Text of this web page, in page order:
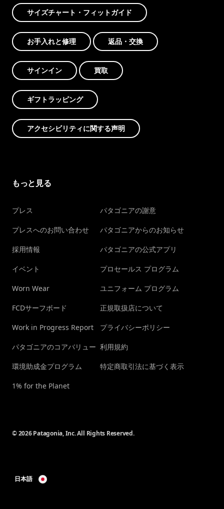
サイズチャート・フィットガイド
お手入れと修理 返品・交換
サインイン 買取
ギフトラッピング
アクセシビリティに関する声明
もっと見る
プレス
プレスへのお問い合わせ
採用情報
イベント
Worn Wear
FCDサーフボード
Work in Progress Report
パタゴニアのコアバリュー
環境助成金プログラム
1% for the Planet
パタゴニアの謝意
パタゴニアからのお知らせ
パタゴニアの公式アプリ
プロセールス プログラム
ユニフォーム プログラム
正規取扱店について
プライバシーポリシー
利用規約
特定商取引法に基づく表示
© 2026 Patagonia, Inc. All Rights Reserved.
日本語